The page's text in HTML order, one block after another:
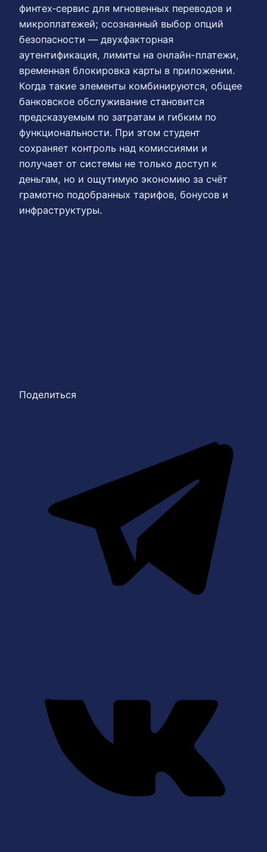
финтех‑сервис для мгновенных переводов и
микроплатежей; осознанный выбор опций
безопасности — двухфакторная
аутентификация, лимиты на онлайн-платежи,
временная блокировка карты в приложении.
Когда такие элементы комбинируются, общее
банковское обслуживание становится
предсказуемым по затратам и гибким по
функциональности. При этом студент
сохраняет контроль над комиссиями и
получает от системы не только доступ к
деньгам, но и ощутимую экономию за счёт
грамотно подобранных тарифов, бонусов и
инфраструктуры.
Поделиться